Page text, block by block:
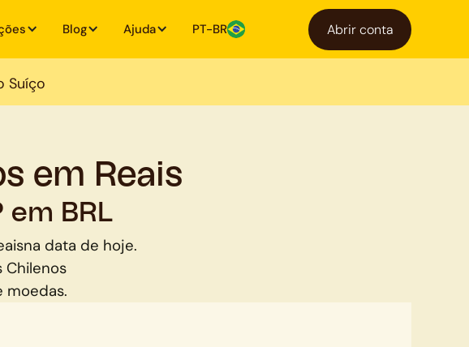
Blog Ajuda PT-BR Abrir conta
Suíço
em Reais
em BRL
na data de hoje.
Chilenos
moedas.